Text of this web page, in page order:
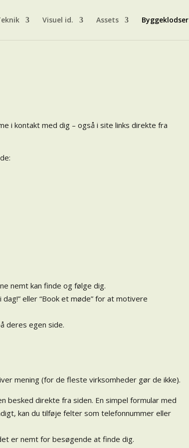
Visuel id. Assets Byggeklodser
i kontakt med dig – også i site links direkte fra
nemt kan finde og følge dig.
eller “Book et møde” for at motivere
deres egen side.
mening (for de fleste virksomheder gør de ikke).
besked direkte fra siden. En simpel formular med
kan du tilføje felter som telefonnummer eller
er nemt for besøgende at finde dig.